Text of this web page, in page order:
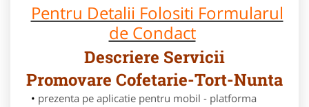
Pentru Detalii Folositi Formularul
de Condact
Descriere Servicii
Promovare Cofetarie-Tort-Nunta
prezenta pe aplicatie pentru mobil - platforma